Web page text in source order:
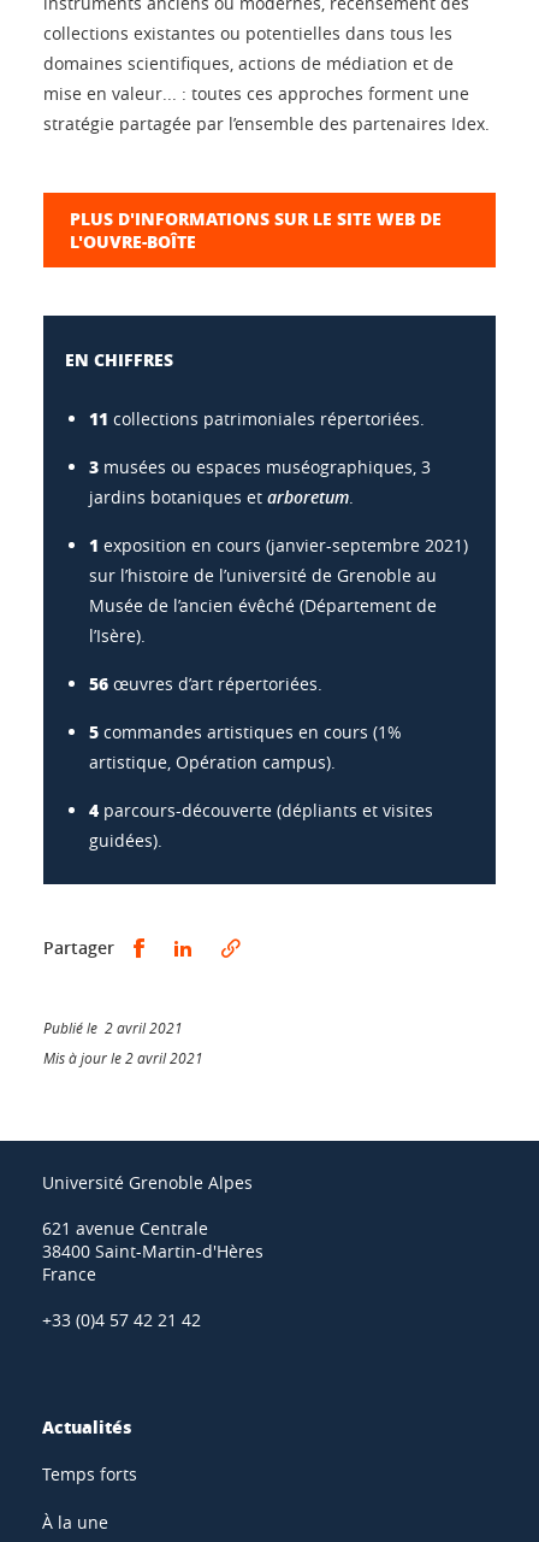
collections existantes ou potentielles dans tous les
domaines scientifiques, actions de médiation et de
mise en valeur... : toutes ces approches forment une
stratégie partagée par l’ensemble des partenaires Idex.
PLUS D'INFORMATIONS SUR LE SITE WEB DE
L'OUVRE-BOÎTE
EN CHIFFRES
11 collections patrimoniales répertoriées.
3 musées ou espaces muséographiques, 3
jardins botaniques et arboretum
1 exposition en cours (janvier-septembre 2021)
sur l’histoire de l’université de Grenoble au
Musée de l’ancien évêché (Département de
l’Isère).
56 œuvres d’art répertoriées.
5 commandes artistiques en cours (1%
artistique, Opération campus).
4 parcours-découverte (dépliants et visites
guidées).
Partager Partager sur Facebook
Partager sur LinkedIn
Publié le 2 avril 2021
Mis à jour le 2 avril 2021
Université Grenoble Alpes
621 avenue Centrale
38400 Saint-Martin-d'Hères
France
+33 (0)4 57 42 21 42
Actualités
Temps forts
À la une